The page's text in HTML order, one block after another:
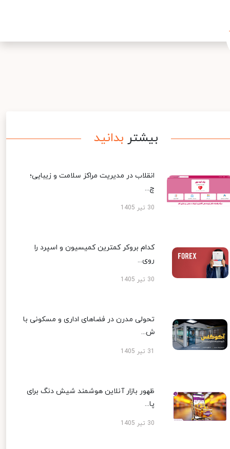
بیشتر بدانید
انقلاب در مدیریت مراکز سلامت و زیبایی؛
چ...
30 تیر 1405
کدام بروکر کمترین کمیسیون و اسپرد را
روی...
30 تیر 1405
تحولی مدرن در فضاهای اداری و مسکونی با
ش...
ظهور بازار آنلاین هوشمند شیش دنگ برای
پا...
30 تیر 1405